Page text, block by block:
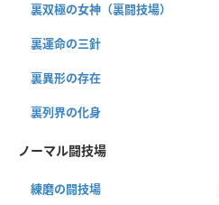
裏双極の女神（裏闘技場）
裏運命の三針
裏異形の存在
裏列界の化身
ノーマル闘技場
練磨の闘技場